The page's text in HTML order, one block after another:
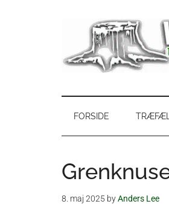
park
FORSIDE
8. maj 2025 byAnders Lee